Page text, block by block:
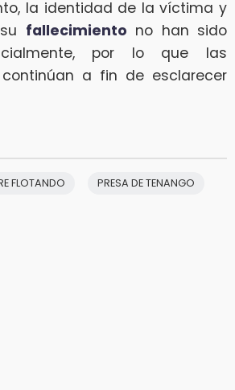
la identidad de la víctima y
fallecimiento no han sido
por lo que las
continúan a fin de esclarecer
FLOTANDO PRESA DE TENANGO